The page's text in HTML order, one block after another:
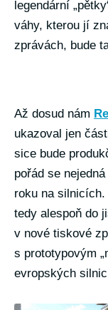
legendární
váhy, kterou jí
zprávách, bude
Až dosud nám
ukazoval jen
sice bude
pořád se
roku na silnicích.
tedy alespoň do
v nové tiskové
s prototypovým
evropských